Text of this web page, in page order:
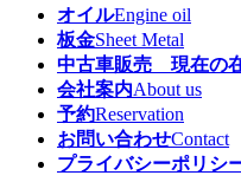
オイルEngine oil
板金Sheet Metal
中古車販売 現在の
会社案内About us
予約Reservation
お問い合わせContact
プライバシーポリシ